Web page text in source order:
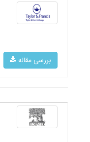
بررسی مقاله